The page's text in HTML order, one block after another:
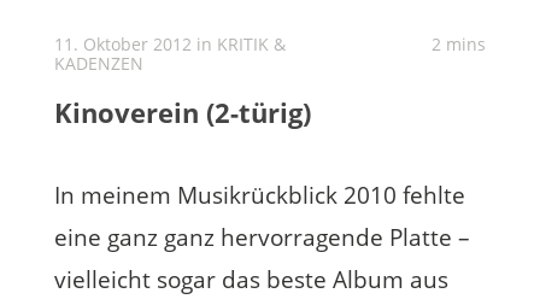
11. Oktober 2012 in KRITIK &
KADENZEN
2 mins
Kinoverein (2-türig)
In meinem Musikrückblick 2010 fehlte
eine ganz ganz hervorragende Platte –
vielleicht sogar das beste Album aus